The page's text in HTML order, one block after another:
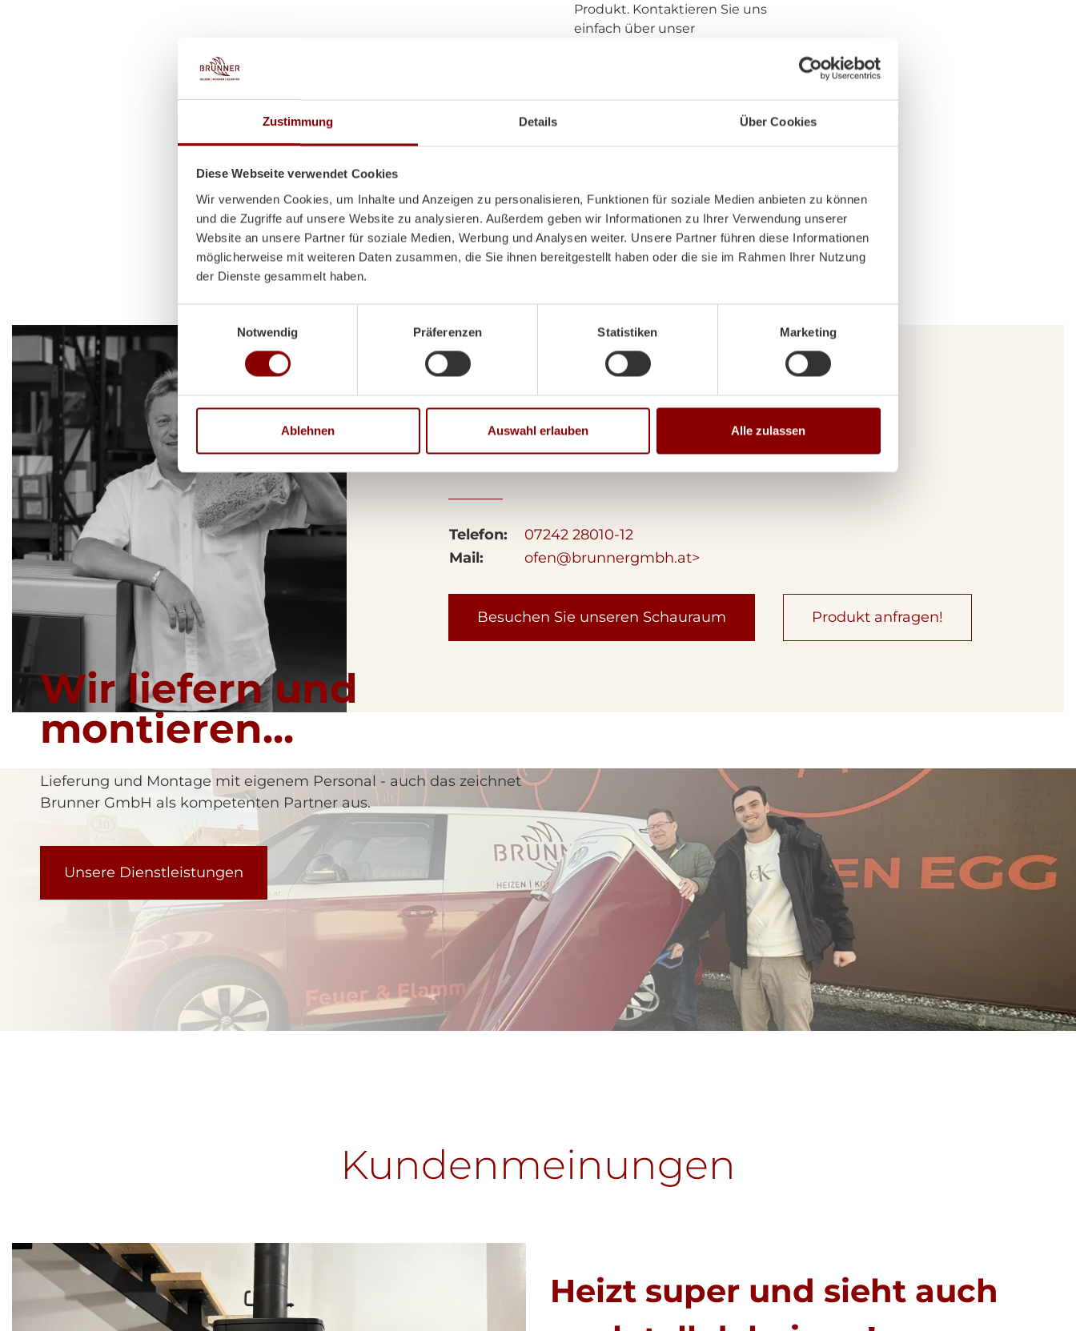
Zustimmung Details Über Cookies
Diese Webseite verwendet Cookies
Wir verwenden Cookies, um Inhalte und Anzeigen zu personalisieren, Funktionen für soziale Medien anbieten zu können
und die Zugriffe auf unsere Website zu analysieren. Außerdem geben wir Informationen zu Ihrer Verwendung unserer
Website an unsere Partner für soziale Medien, Werbung und Analysen weiter. Unsere Partner führen diese Informationen
möglicherweise mit weiteren Daten zusammen, die Sie ihnen bereitgestellt haben oder die sie im Rahmen Ihrer Nutzung
der Dienste gesammelt haben.
Notwendig
Präferenzen Statistiken Marketing
Ablehnen Auswahl erlauben Alle zulassen
Produkt. Kontaktieren Sie uns
einfach über unser
(Beim angegeben Preis handelt es sich um den vom
Produktdetails und technische Daten
Ihr Ansprechpartner
Telefon:
07242 28010-12
Mail:
ofen@brunnergmbh.at>
Besuchen Sie unseren Schauraum Produkt anfragen!
Wir liefern und
montieren...
Lieferung und Montage mit eigenem Personal - auch das zeichnet
Brunner GmbH als kompetenten Partner aus.
Unsere Dienstleistungen
Kundenmeinungen
Heizt super und sieht auch